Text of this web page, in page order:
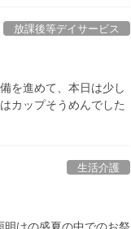
放課後等デイサービス
を進めて、本日は少し
カップそうめんでした
生活介護